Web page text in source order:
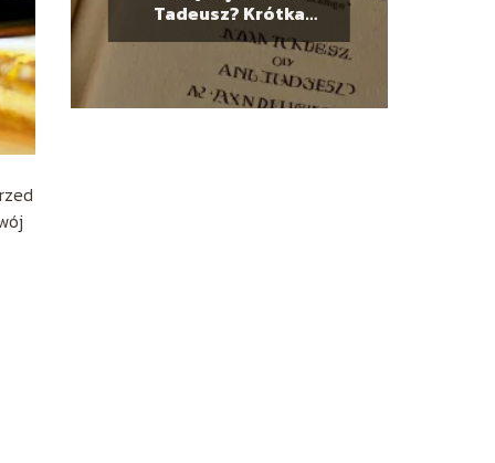
Tadeusz? Krótka
analiza lektury